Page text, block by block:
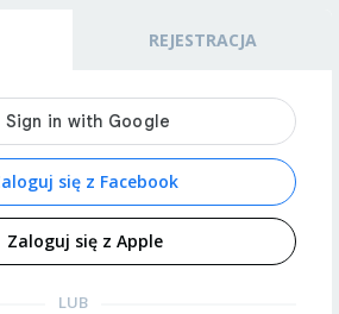
REJESTRACJA
się z Facebook
Zaloguj się z Apple
LUB